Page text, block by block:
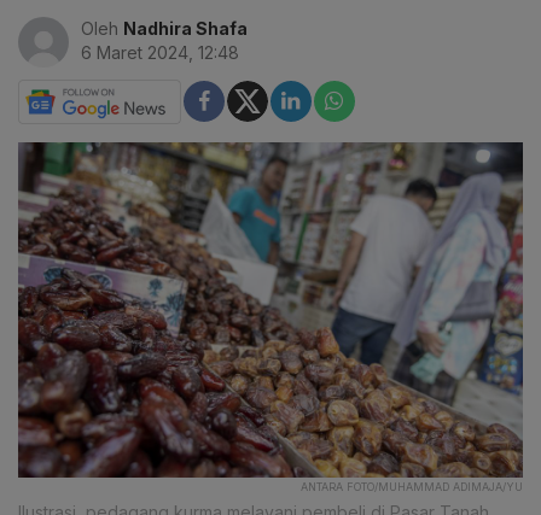
Oleh Nadhira Shafa
6 Maret 2024, 12:48
ANTARA FOTO/MUHAMMAD ADIMAJA/YU